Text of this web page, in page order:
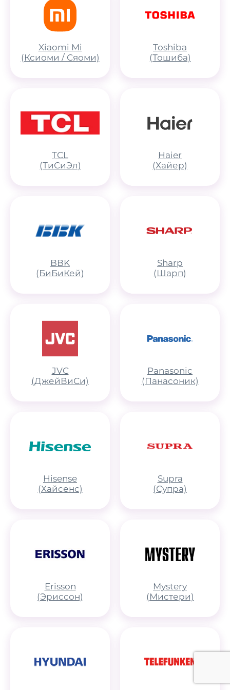
Xiaomi Mi
(Ксиоми / Сяоми)
Toshiba
(Тошиба)
TCL
(ТиСиЭл)
Haier
(Хайер)
BBK
(БиБиКей)
Sharp
(Шарп)
JVC
(ДжейВиСи)
Panasonic
(Панасоник)
Hisense
(Хайсенс)
Supra
(Супра)
Erisson
(Эриссон)
Mystery
(Мистери)